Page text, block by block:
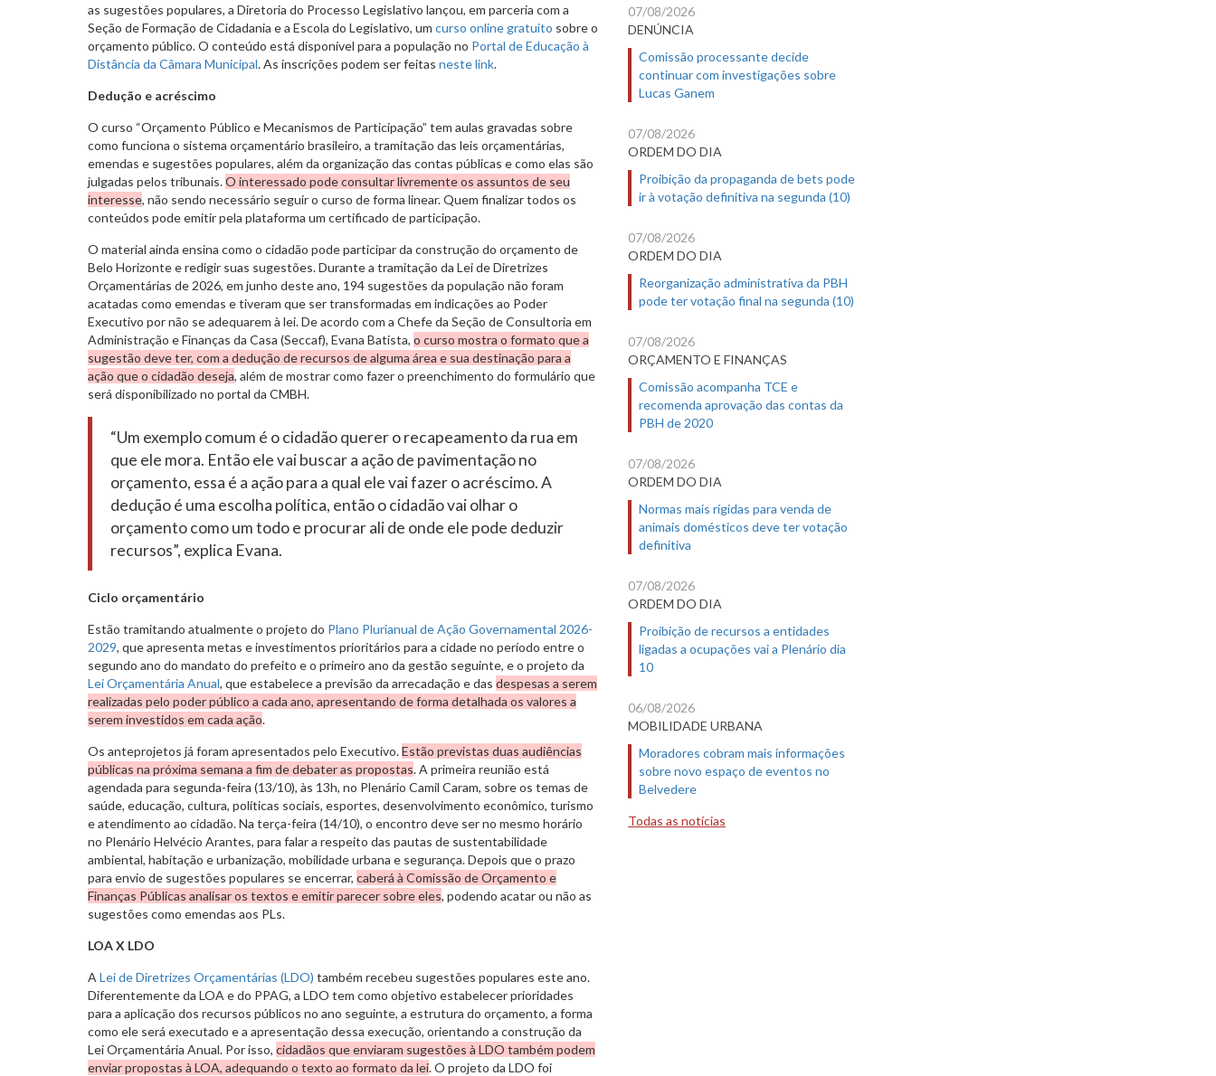
as sugestões populares, a Diretoria do Processo Legislativo lançou, em parceria com a
Seção de Formação de Cidadania e a Escola do Legislativo, um curso online gratuito sobre o
orçamento público. O conteúdo está disponível para a população no Portal de Educação à
Distância da Câmara Municipal. As inscrições podem ser feitas neste link.
Dedução e acréscimo
O curso “Orçamento Público e Mecanismos de Participação” tem aulas gravadas sobre
como funciona o sistema orçamentário brasileiro, a tramitação das leis orçamentárias,
emendas e sugestões populares, além da organização das contas públicas e como elas são
julgadas pelos tribunais.O interessado pode consultar livremente os assuntos de seu
interesse, não sendo necessário seguir o curso de forma linear. Quem finalizar todos os
conteúdos pode emitir pela plataforma um certificado de participação.
O material ainda ensina como o cidadão pode participar da construção do orçamento de
Belo Horizonte e redigir suas sugestões. Durante a tramitação da Lei de Diretrizes
Orçamentárias de 2026, em junho deste ano, 194 sugestões da população não foram
acatadas como emendas e tiveram que ser transformadas em indicações ao Poder
Executivo por não se adequarem à lei. De acordo com a Chefe da Seção de Consultoria em
Administração e Finanças da Casa (Seccaf), Evana Batista, o curso mostra o formato que a
sugestão deve ter, com a dedução de recursos de alguma área e sua destinação para a
ação que o cidadão deseja, além de mostrar como fazer o preenchimento do formulário que
será disponibilizado no portal da CMBH.
“Um exemplo comum é o cidadão querer o recapeamento da rua em
que ele mora. Então ele vai buscar a ação de pavimentação no
orçamento, essa é a ação para a qual ele vai fazer o acréscimo. A
dedução é uma escolha política, então o cidadão vai olhar o
orçamento como um todo e procurar ali de onde ele pode deduzir
recursos”, explica Evana.
Ciclo orçamentário
Estão tramitando atualmente o projeto do Plano Plurianual de Ação Governamental 2026-
2029, que apresenta metas e investimentos prioritários para a cidade no período entre o
segundo ano do mandato do prefeito e o primeiro ano da gestão seguinte, e o projeto da
Lei Orçamentária Anual, que estabelece a previsão da arrecadação e das despesas a serem
realizadas pelo poder público a cada ano, apresentando de forma detalhada os valores a
serem investidos em cada ação.
Os anteprojetos já foram apresentados pelo Executivo.Estão previstas duas audiências
públicas na próxima semana a fim de debater as propostas. A primeira reunião está
agendada para segunda-feira (13/10), às 13h, no Plenário Camil Caram, sobre os temas de
saúde, educação, cultura, políticas sociais, esportes, desenvolvimento econômico, turismo
e atendimento ao cidadão. Na terça-feira (14/10), o encontro deve ser no mesmo horário
no Plenário Helvécio Arantes, para falar a respeito das pautas de sustentabilidade
ambiental, habitação e urbanização, mobilidade urbana e segurança. Depois que o prazo
para envio de sugestões populares se encerrar, caberá à Comissão de Orçamento e
Finanças Públicas analisar os textos e emitir parecer sobre eles, podendo acatar ou não as
sugestões como emendas aos PLs.
LOA X LDO
A Lei de Diretrizes Orçamentárias (LDO) também recebeu sugestões populares este ano.
Diferentemente da LOA e do PPAG, a LDO tem como objetivo estabelecer prioridades
para a aplicação dos recursos públicos no ano seguinte, a estrutura do orçamento, a forma
como ele será executado e a apresentação dessa execução, orientando a construção da
Lei Orçamentária Anual. Por isso, cidadãos que enviaram sugestões à LDO também podem
enviar propostas à LOA, adequando o texto ao formato da lei. O projeto da LDO foi
07/08/2026
DENÚNCIA
Comissão processante decide
continuar com investigações sobre
Lucas Ganem
07/08/2026
ORDEM DO DIA
Proibição da propaganda de bets pode
ir à votação definitiva na segunda (10)
07/08/2026
ORDEM DO DIA
Reorganização administrativa da PBH
pode ter votação final na segunda (10)
07/08/2026
ORÇAMENTO E FINANÇAS
Comissão acompanha TCE e
recomenda aprovação das contas da
PBH de 2020
07/08/2026
ORDEM DO DIA
Normas mais rígidas para venda de
animais domésticos deve ter votação
definitiva
07/08/2026
ORDEM DO DIA
Proibição de recursos a entidades
ligadas a ocupações vai a Plenário dia
10
06/08/2026
MOBILIDADE URBANA
Moradores cobram mais informações
sobre novo espaço de eventos no
Belvedere
Todas as notícias